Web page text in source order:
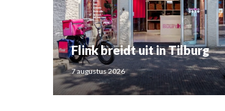
Flink breidt uit in Tilburg
7 augustus 2026